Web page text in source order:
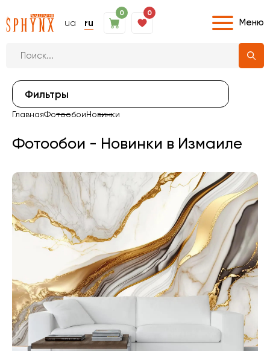
ua ru
0 0
Меню
Фильтры
ГлавнаяФотообоиНовинки
Фотообои - Новинки в Измаиле